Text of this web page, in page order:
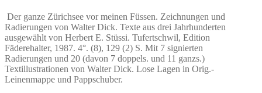
Der ganze Zürichsee vor meinen Füssen. Zeichnungen und
Radierungen von Walter Dick. Texte aus drei Jahrhunderten
ausgewählt von Herbert E. Stüssi. Tufertschwil, Edition
Fäderehalter, 1987. 4°. (8), 129 (2) S. Mit 7 signierten
Radierungen und 20 (davon 7 doppels. und 11 ganzs.)
Textillustrationen von Walter Dick. Lose Lagen in Orig.-
Leinenmappe und Pappschuber.